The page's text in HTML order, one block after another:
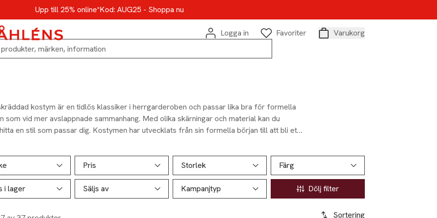
Upp till 25% online*Kod: AUG25 - Shoppa nu
Logga in
Favoriter
Varukorg
kostym är en tidlös klassiker i herrgarderoben och passar lika bra för formella
som vid mer avslappnade sammanhang. Med olika skärningar och material kan du
en stil som passar dig. Kostymen har utvecklats från sin formella början till att bli ett
grå och svart dominerar, men fler herrar vågar idag välja kostymer i jordnära toner
subtila mönster.
produktsidan
Pris Storlek Färg
i lager Säljs av Kampanjtyp Dölj filter
Sortering
produkter